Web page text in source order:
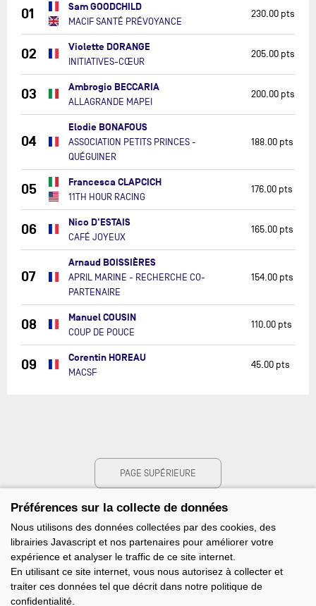
01 Sam GOODCHILD
MACIF SANTÉ PRÉVOYANCE
230.00 pts
02 Violette DORANGE
INITIATIVES-CŒUR
205.00 pts
03 Ambrogio BECCARIA
ALLAGRANDE MAPEI
200.00 pts
04
Elodie BONAFOUS
ASSOCIATION PETITS PRINCES -
QUÉGUINER
188.00 pts
05 Francesca CLAPCICH
11TH HOUR RACING
176.00 pts
06 Nico D'ESTAIS
CAFÉ JOYEUX
165.00 pts
07
Arnaud BOISSIÈRES
APRIL MARINE - RECHERCHE CO-
PARTENAIRE
154.00 pts
08 Manuel COUSIN
COUP DE POUCE
110.00 pts
09 Corentin HOREAU
MACSF
45.00 pts
PAGE SUPÉRIEURE
Préférences sur la collecte de données
Nous utilisons des données collectées par des cookies, des
librairies Javascript et nos partenaires pour améliorer votre
expérience et analyser le traffic de ce site internet.
En utilisant ce site internet, vous nous autorisez à collecter et
traiter ces données tel que décrit dans notre politique de
confidentialité.